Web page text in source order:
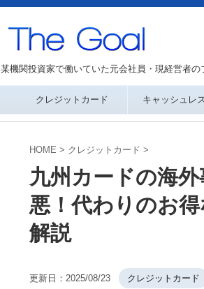
某機関投資家で働いていた元会社員・現経営者
クレジットカード キャッシュレ
HOME > クレジットカード >
九州カードの海
悪！代わりのお
解説
更新日： 2025/08/23 クレジットカード